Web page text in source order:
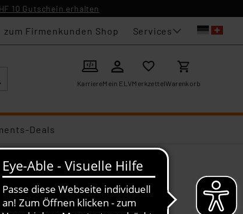
10 Gutschein erhalten
zum Firmenkunden Shop Services
KarriereMein ELVMerkzettelWarenkorb
Deals